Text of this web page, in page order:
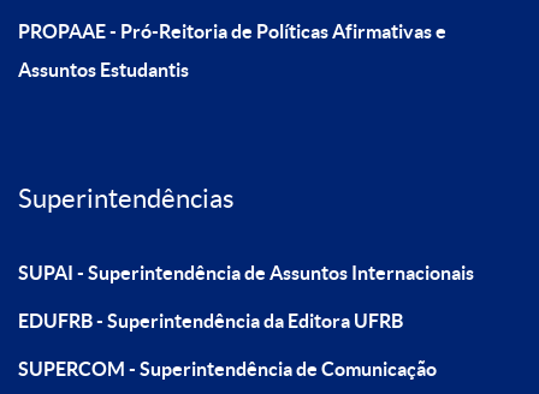
PROPAAE - Pró-Reitoria de Políticas Afirmativas e
Assuntos Estudantis
Superintendências
SUPAI - Superintendência de Assuntos Internacionais
EDUFRB - Superintendência da Editora UFRB
SUPERCOM - Superintendência de Comunicação